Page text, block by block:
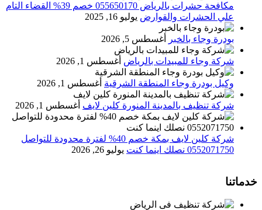
مكافحة حشرات بالرياض 055650170 خصم 39% القضاء التام
علي الحشرات والقوارض يوليو 16, 2025
بودرة وجاء بالخبر أغسطس 5, 2026
شركة وجاء للمبيدات بالرياض أغسطس 1, 2026
وكيل بودرة وجاء المنطقة الشرقية أغسطس 1, 2026
شركة تنظيف بالمدينة المنورة كلين لايف أغسطس 1, 2026
شركة كلين لايف بمكة خصم 40% لفترة محدودة للتواصل
0552071750 نصلك اينما كنت
يوليو 26, 2026
خدماتنا